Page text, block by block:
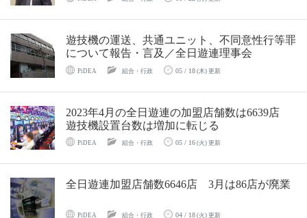
遊技機の運送、共通ユニット、不同意性行等罪
について報告・言及／全日遊連理事会
PiDEA 組合・行政 05 / 18(木) 更新
2023年4月の全日遊連の加盟店舗数は6639店
遊技機設置台数は増加に転じる
PiDEA 組合・行政 05 / 16(火) 更新
全日遊連加盟店舗数6646店 3月は86店が廃業
PiDEA 組合・行政 04 / 18(火) 更新